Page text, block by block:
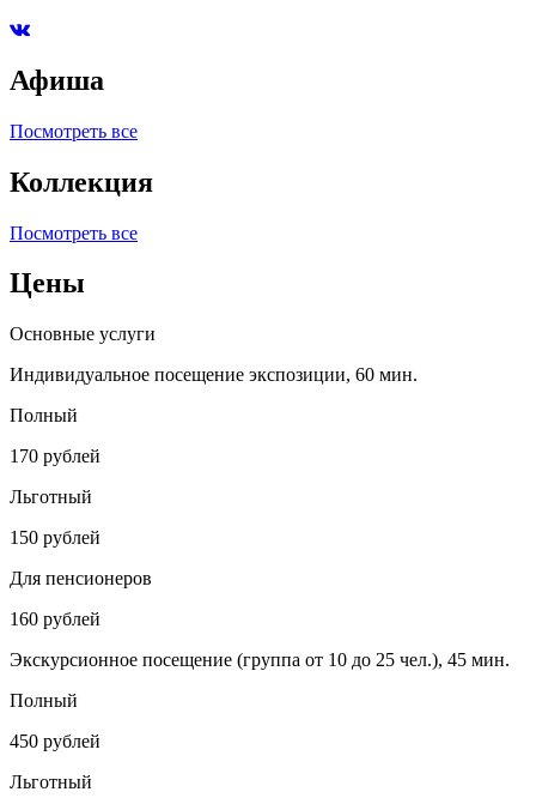
Афиша
Посмотреть все
Коллекция
Посмотреть все
Цены
Основные услуги
Индивидуальное посещение экспозиции, 60 мин.
Полный
170 рублей
Льготный
150 рублей
Для пенсионеров
160 рублей
Экскурсионное посещение (группа от 10 до 25 чел.), 45 мин.
Полный
450 рублей
Льготный